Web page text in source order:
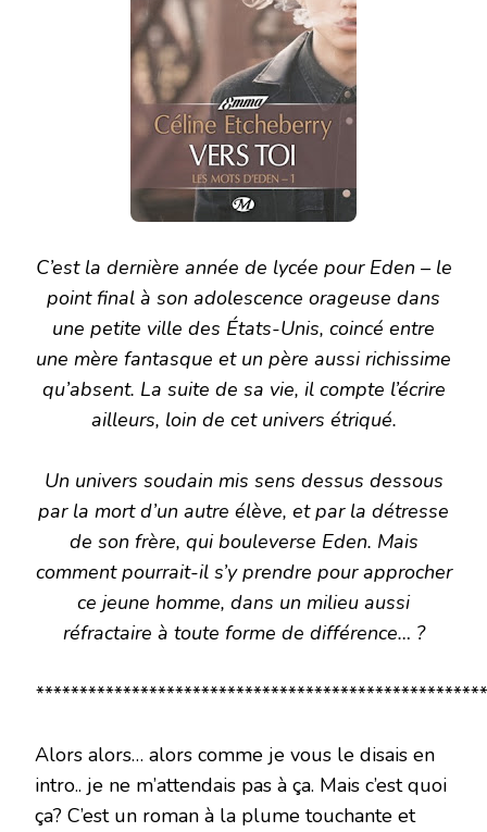
C’est la dernière année de lycée pour Eden – le
point final à son adolescence orageuse dans
une petite ville des États-Unis, coincé entre
une mère fantasque et un père aussi richissime
qu’absent. La suite de sa vie, il compte l’écrire
ailleurs, loin de cet univers étriqué.
Un univers soudain mis sens dessus dessous
par la mort d’un autre élève, et par la détresse
de son frère, qui bouleverse Eden. Mais
comment pourrait-il s’y prendre pour approcher
ce jeune homme, dans un milieu aussi
réfractaire à toute forme de différence… ?
Alors alors… alors comme je vous le disais en
intro.. je ne m’attendais pas à ça. Mais c’est quoi
ça? C’est un roman à la plume touchante et